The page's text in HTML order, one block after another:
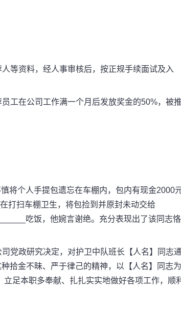
资料，经人事审核后，按正规手续面试及入
在公司工作满一个月后发放奖金的50%，被推
个人手提包遗忘在车棚内，包内有现金2000
打扫车棚卫生，将包捡到并原封未动交给
吃饭，他婉言谢绝。充分表现出了该同志恪
政研究决定，对护卫中队班长【人名】同志通
拾金不昧、严于律己的精神，以【人名】同志为
足本职多奉献、扎扎实实地做好各项工作，顺利